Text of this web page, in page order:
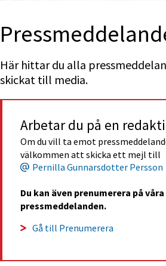
Här hittar du alla
skickat till media.
Arbetar du på en
Om du vill ta emot
välkommen att skicka ett mejl till
Pernilla Gunnarsdotter Persson
Du kan även prenumerera på våra
pressmeddelanden.
Gå till Prenumerera